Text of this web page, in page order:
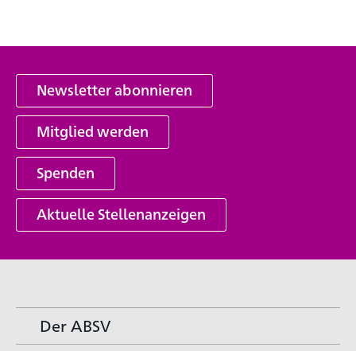
Newsletter abonnieren
Mitglied werden
Spenden
Aktuelle Stellenanzeigen
Der ABSV